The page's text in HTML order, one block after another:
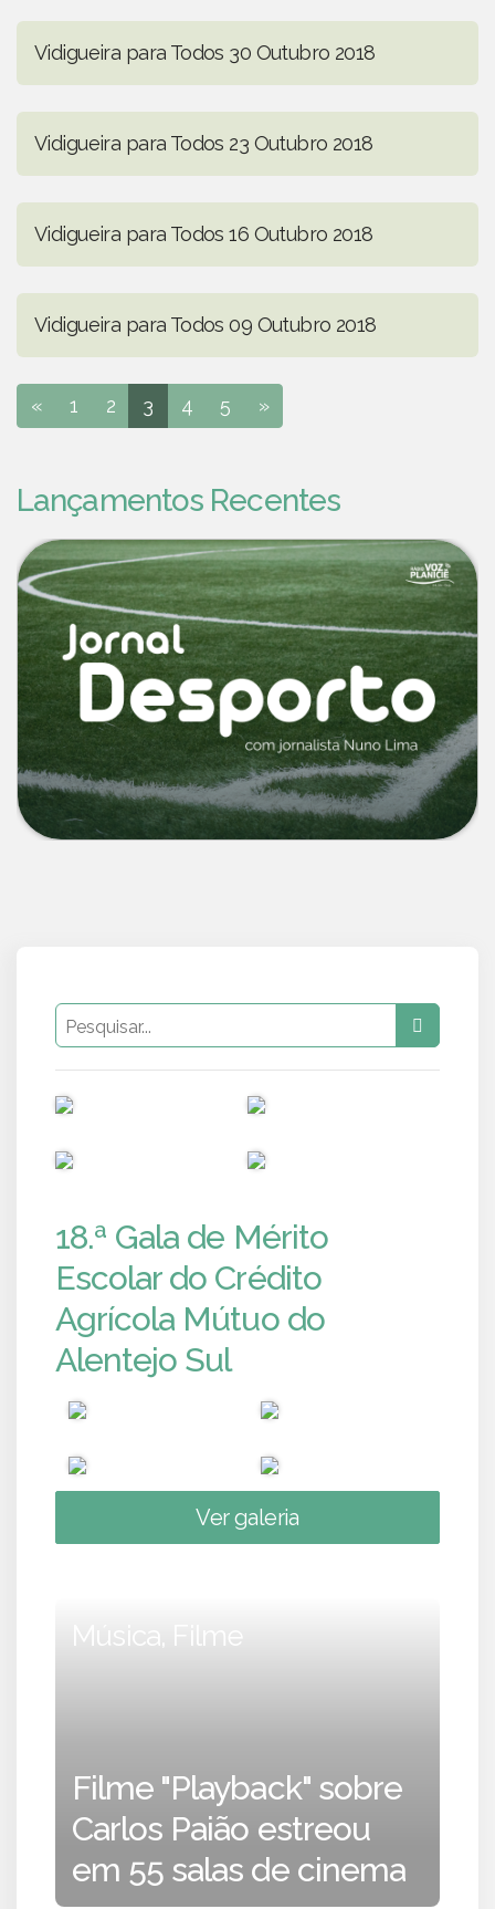
Vidigueira para Todos 30 Outubro 2018
Vidigueira para Todos 23 Outubro 2018
Vidigueira para Todos 16 Outubro 2018
Vidigueira para Todos 09 Outubro 2018
« 1 2 3 4 5 »
Lançamentos Recentes
18.ª Gala de Mérito
Escolar do Crédito
Agrícola Mútuo do
Alentejo Sul
Ver galeria
Música, Filme
Filme "Playback" sobre
Carlos Paião estreou
em 55 salas de cinema